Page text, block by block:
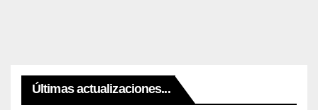
Últimas actualizaciones...